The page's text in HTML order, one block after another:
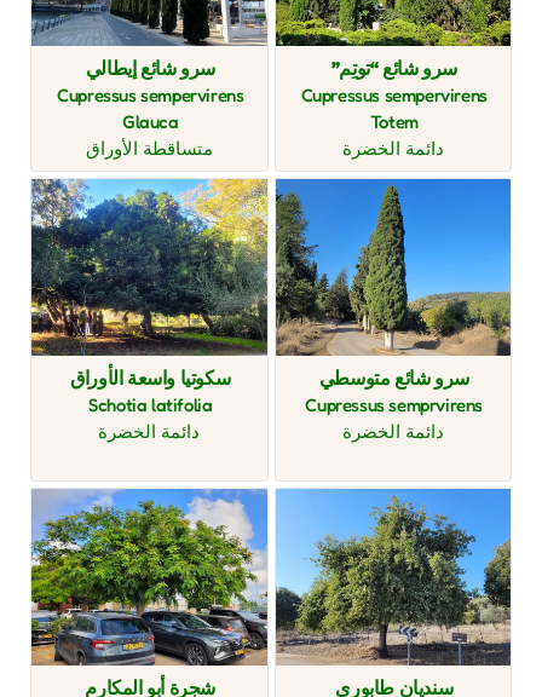
سرو شائع “توتِم”
Cupressus sempervirens
Totem
دائمة الخضرة
سرو شائع إيطالي
Cupressus sempervirens
Glauca
متساقطة الأوراق
سرو شائع متوسطي
Cupressus semprvirens
دائمة الخضرة
سكوتيا واسعة الأوراق
Schotia latifolia
دائمة الخضرة
سنديان طابوري شجرة أبو المكارم